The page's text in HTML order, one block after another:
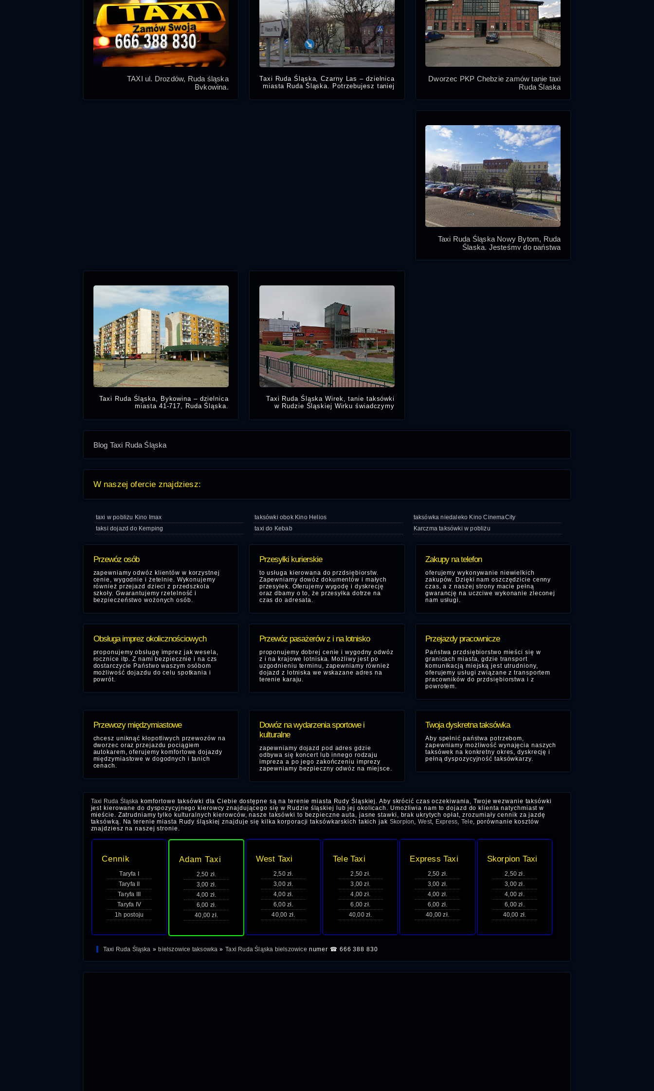
TAXI ul. Drozdów, Ruda śląska
Bykowina.
Taxi Ruda Śląska, Czarny Las – dzielnica
miasta Ruda Śląska. Potrzebujesz taniej
numer na tanie Taxi Ruda Śląska cennik i
Dworzec PKP Chebzie zamów tanie taxi
Ruda Śląska
Taxi Ruda Śląska Nowy Bytom, Ruda
Śląska. Jesteśmy do państwa
Taxi Ruda Śląska, Bykowina – dzielnica
miasta 41-717, Ruda Śląska.
Bykowinie, zadzwoń numer na tanie Taxi
Taxi Ruda Śląska Wirek, tanie taksówki
w Rudzie Śląskiej Wirku świadczymy
Blog Taxi Ruda Śląska
W naszej ofercie znajdziesz:
taxi w pobliżu Kino Imax taksówki obok Kino Helios
taksówka niedaleko Kino CinemaCity
taksi dojazd do Kemping
taxi do Kebab Karczma taksówki w pobliżu
Przewóz osób
zapewniamy odwóz klientów w korzystnej
cenie, wygodnie i żetelnie. Wykonujemy
również przejazd dzieci z przedszkola
szkoły. Gwarantujemy rzetelność i
bezpieczeństwo wożonych osób.
Przesyłki kurierskie
to usługa kierowana do przdsiębiorstw.
Zapewniamy dowóz dokumentów i małych
przesyłek. Oferujemy wygodę i dyskrecję
oraz dbamy o to, że przesyłka dotrze na
czas do adresata.
Zakupy na telefon
oferujemy wykonywanie niewielkich
zakupów. Dzięki nam oszczędzicie cenny
czas, a z naszej strony macie pełną
gwarancję na uczciwe wykonanie zleconej
nam usługi.
Obsługa imprez okolicznościowych
proponujemy obsługę imprez jak wesela,
rocznice itp. Z nami bezpiecznie i na czs
dostarczycie Państwo waszym osóbom
możliwość dojazdu do celu spotkania i
powrót.
Przewóz pasażerów z i na lotnisko
proponujemy dobrej cenie i wygodny odwóz
z i na krajowe lotniska. Możliwy jest po
uzgodnieniu terminu, zapewniamy również
dojazd z lotniska we wskazane adres na
terenie karaju.
Przejazdy pracownicze
Państwa przdsiębiorstwo mieści się w
granicach miasta, gdzie transport
komunikacją miejską jest utrudniony,
oferujemy usługi związane z transportem
pracowników do przdsiębiorstwa i z
powrotem.
Przewozy międzymiastowe
chcesz uniknąć kłopotliwych przewozów na
dworzec oraz przejazdu pociągiem
autokarem, oferujemy komfortowe dojazdy
międzymiastowe w dogodnych i tanich
cenach.
Dowóz na wydarzenia sportowe i
kulturalne
zapewniamy dojazd pod adres gdzie
odbywa się koncert lub innego rodzaju
impreza a po jego zakończeniu imprezy
zapewniamy bezpieczny odwóz na miejsce.
Twoja dyskretna taksówka
Aby spełnić państwa potrzebom,
zapewniamy możliwość wynajęcia naszych
taksówek na konkretny okres, dyskrecję i
pełną dyspozycyjność taksówkarzy.
Taxi Ruda Śląska komfortowe taksówki dla Ciebie dostępne są na terenie miasta Rudy Śląskiej. Aby skrócić czas oczekiwania, Twoje wezwanie taksówki
jest kierowane do dyspozycyjnego kierowcy znajdującego się w Rudzie śląskiej lub jej okolicach. Umożliwia nam to dojazd do klienta natychmiast w
mieście. Zatrudniamy tylko kulturalnych kierowców, nasze taksówki to bezpieczne auta, jasne stawki, brak ukrytych opłat, zrozumiały cennik za jazdę
taksówką. Na terenie miasta Rudy śląskiej znajduje się kilka korporacji taksówkarskich takich jak Skorpion,West, Express, Tele, porównanie kosztów
znajdziesz na naszej stronie.
Cennik
Taryfa I
Taryfa II
Taryfa III
Taryfa IV
1h postoju
Adam Taxi
2,50 zł.
3,00 zł.
4,00 zł.
6,00 zł.
40,00 zł.
West Taxi
2,50 zł.
3,00 zł.
4,00 zł.
6,00 zł.
40,00 zł.
Tele Taxi
2,50 zł.
3,00 zł.
4,00 zł.
6,00 zł.
40,00 zł.
Express Taxi
2,50 zł.
3,00 zł.
4,00 zł.
6,00 zł.
40,00 zł.
Skorpion Taxi
2,50 zł.
3,00 zł.
4,00 zł.
6,00 zł.
40,00 zł.
Taxi Ruda Śląska »bielszowice taksowka »Taxi Ruda Śląska bielszowice numer ☎ 666 388 830